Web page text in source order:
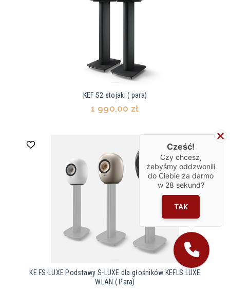
KEF S2 stojaki ( para)
1 990,00 zł
KE FS-LUXE Podstawy S-LUXE dla głośników KEFLS LUXE
WLAN ( Para)
Cześć!
Czy chcesz,
żebyśmy oddzwonili
do Ciebie za darmo
w 28 sekund?
TAK